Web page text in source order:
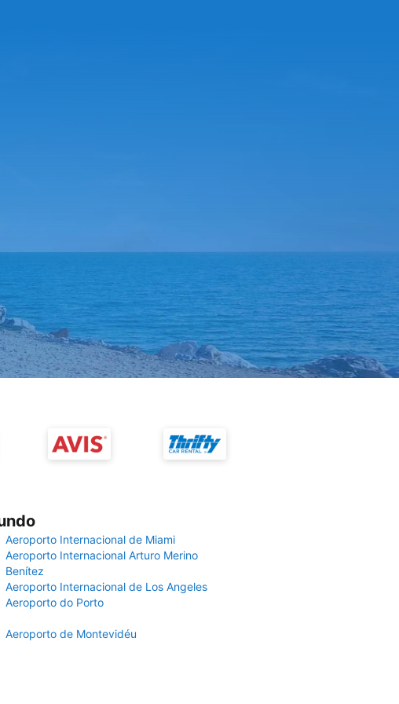
Aeroporto Internacional de Miami
Aeroporto Internacional Arturo Merino
Benítez
Aeroporto Internacional de Los Angeles
Aeroporto do Porto
Aeroporto de Montevidéu